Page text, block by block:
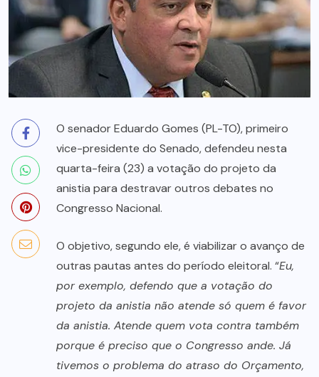
O senador Eduardo Gomes (PL-TO), primeiro
vice-presidente do Senado, defendeu nesta
quarta-feira (23) a votação do projeto da
anistia para destravar outros debates no
Congresso Nacional.
O objetivo, segundo ele, é viabilizar o avanço de
outras pautas antes do período eleitoral. “Eu,
por exemplo, defendo que a votação do
projeto da anistia não atende só quem é favor
da anistia. Atende quem vota contra também
porque é preciso que o Congresso ande. Já
tivemos o problema do atraso do Orçamento,